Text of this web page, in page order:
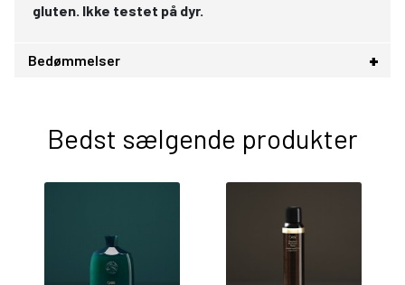
gluten. Ikke testet på dyr.
Bedømmelser
Bedst sælgende produkter